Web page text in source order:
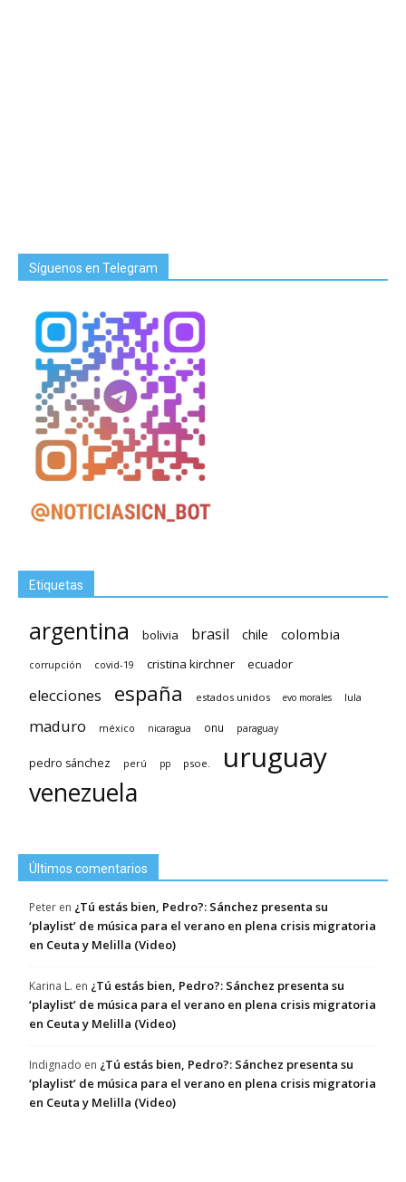
Síguenos en Telegram
Etiquetas
argentina bolivia brasil chile colombia
corrupción covid-19 cristina kirchner ecuador
elecciones españa estados unidos evo morales lula
maduro méxico nicaragua onu paraguay
pedro sánchez perú pp psoe. uruguay
venezuela
Últimos comentarios
Peter en ¿Tú estás bien, Pedro?: Sánchez presenta su
‘playlist’ de música para el verano en plena crisis migratoria
en Ceuta y Melilla (Video)
Karina L. en ¿Tú estás bien, Pedro?: Sánchez presenta su
‘playlist’ de música para el verano en plena crisis migratoria
en Ceuta y Melilla (Video)
Indignado en ¿Tú estás bien, Pedro?: Sánchez presenta su
‘playlist’ de música para el verano en plena crisis migratoria
en Ceuta y Melilla (Video)